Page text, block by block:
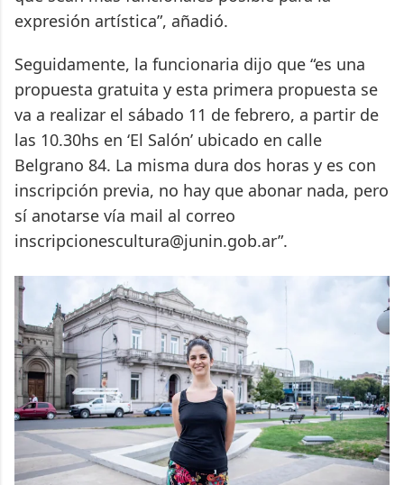
expresión artística”, añadió.
Seguidamente, la funcionaria dijo que “es una
propuesta gratuita y esta primera propuesta se
va a realizar el sábado 11 de febrero, a partir de
las 10.30hs en ‘El Salón’ ubicado en calle
Belgrano 84. La misma dura dos horas y es con
inscripción previa, no hay que abonar nada, pero
sí anotarse vía mail al correo
inscripcionescultura@junin.gob.ar”.